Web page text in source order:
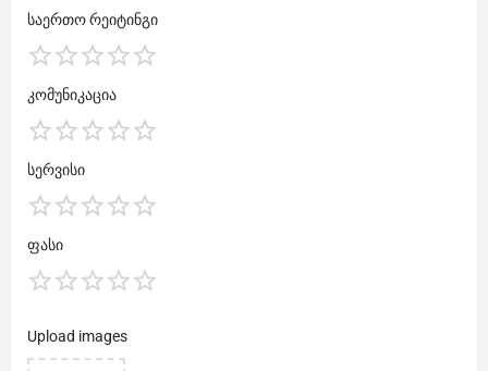
საერთო რეიტინგი
კომუნიკაცია
სერვისი
ფასი
Upload images